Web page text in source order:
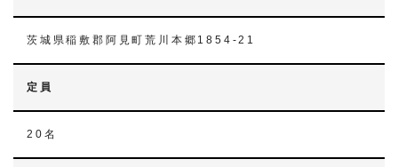
茨城県稲敷郡阿見町荒川本郷1854-21
定員
20名